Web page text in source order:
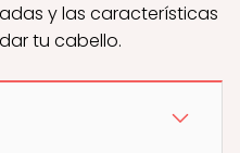
y las características
tu cabello.